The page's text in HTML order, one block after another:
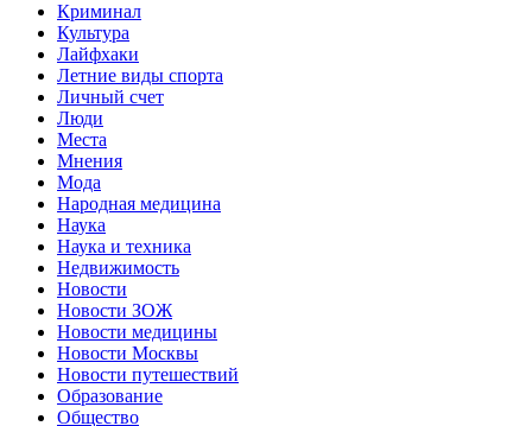
Криминал
Культура
Лайфхаки
Летние виды спорта
Личный счет
Люди
Места
Мнения
Мода
Народная медицина
Наука
Наука и техника
Недвижимость
Новости
Новости ЗОЖ
Новости медицины
Новости Москвы
Новости путешествий
Образование
Общество